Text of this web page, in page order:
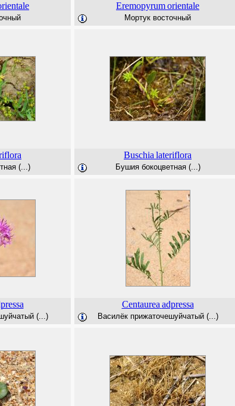
Eremopyrumorientale
Мортук восточный
(...)
Buschia lateriflora
Бушия бокоцветная (...)
(...)
Centaurea adpressa
Василёк прижаточешуйчатый (...)